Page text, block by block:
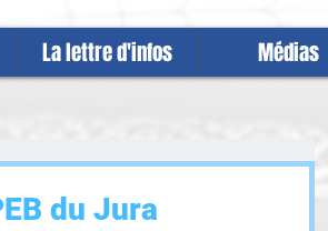
La lettre d'infos Médias
du Jura